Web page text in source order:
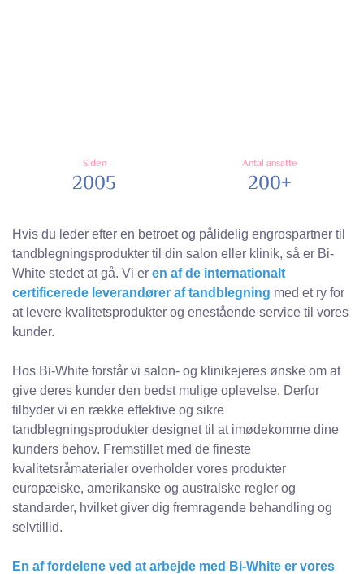
Siden
2005
Antal ansatte
200+
Hvis du leder efter en betroet og pålidelig engrospartner til
tandblegningsprodukter til din salon eller klinik, så er Bi-
White stedet at gå. Vi er en af ​​de internationalt
certificerede leverandører af tandblegning med et ry for
at levere kvalitetsprodukter og enestående service til vores
kunder.
Hos Bi-White forstår vi salon- og klinikejeres ønske om at
give deres kunder den bedst mulige oplevelse. Derfor
tilbyder vi en række effektive og sikre
tandblegningsprodukter designet til at imødekomme dine
kunders behov. Fremstillet med de fineste
kvalitetsråmaterialer overholder vores produkter
europæiske, amerikanske og australske regler og
standarder, hvilket giver dig fremragende behandling og
selvtillid.
En af fordelene ved at arbejde med Bi-White er vores